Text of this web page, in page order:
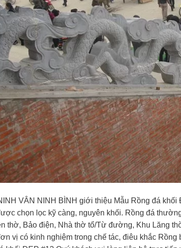
VÂN NINH BÌNH giới thiệu Mẫu Rồng đá
chọn lọc kỹ càng, nguyên khối. Rồng đá
thờ, Bảo điện, Nhà thờ tổ/Từ đường, Khu Lăng
vị có kinh nghiệm trong chế tác, điêu khắc